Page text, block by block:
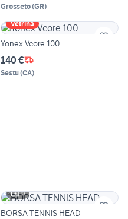
Grosseto(GR)
Vetrina
Yonex Vcore 100
140 €
Sestu(CA)
6
BORSA TENNIS HEAD